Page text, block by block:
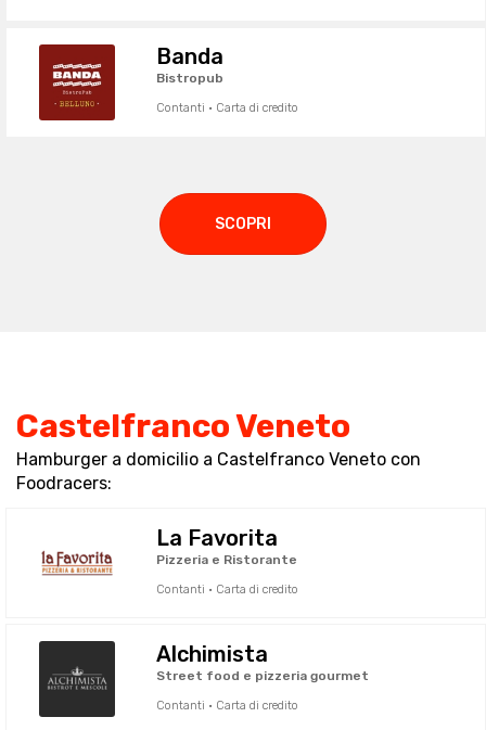
Banda
Bistropub
Contanti · Carta di credito
SCOPRI
Castelfranco Veneto
Hamburger a domicilio a Castelfranco Veneto con
Foodracers:
La Favorita
Pizzeria e Ristorante
Contanti · Carta di credito
Alchimista
Street food e pizzeria gourmet
Contanti · Carta di credito